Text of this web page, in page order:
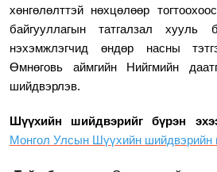
хөнгөлөлттэй нөхцөлөөр
байгууллагын татгалзал хууль
нэхэмжлэгчид өндөр насны
Өмнөговь аймгийн Нийгмийн
шийдвэрлэв.
Шүүхийн шийдвэрийг бүрэн
Монгол Улсын Шүүхийн шийдвэрийн